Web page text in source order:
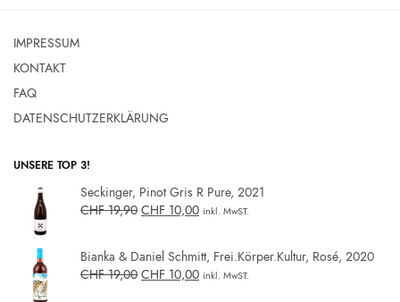
IMPRESSUM
KONTAKT
FAQ
DATENSCHUTZERKLÄRUNG
UNSERE TOP 3!
Seckinger, Pinot Gris R Pure, 2021
CHF19,90 CHF 10,00 inkl. MwST.
Bianka & Daniel Schmitt, Frei.Körper.Kultur, Rosé, 2020
CHF19,00 CHF 10,00 inkl. MwST.